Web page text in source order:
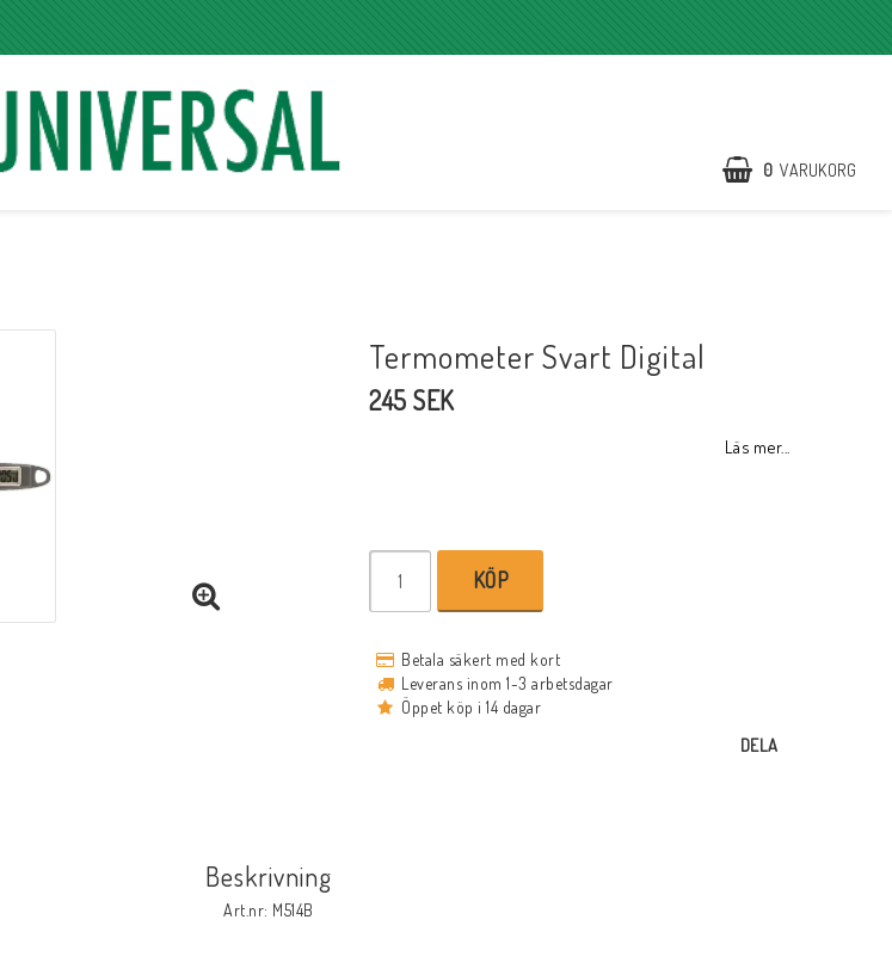
0 VARUKORG
Termometer Svart Digital
245 SEK
Läs mer...
KÖP
Betala säkert med kort
Leverans inom 1-3 arbetsdagar
Öppet köp i 14 dagar
DELA
Beskrivning
Art.nr: M514B